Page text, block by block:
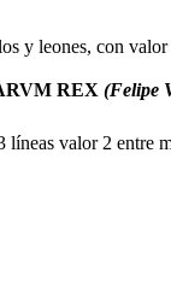
y leones, con
REX (Felipe
líneas valor 2 entre